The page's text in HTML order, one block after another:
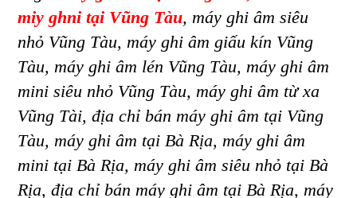
miy ghni tại Vũng Tàu, máy ghi âm siêu
nhỏ Vũng Tàu, máy ghi âm giấu kín Vũng
Tàu, máy ghi âm lén Vũng Tàu, máy ghi âm
mini siêu nhỏ Vũng Tàu, máy ghi âm từ xa
Vũng Tài, địa chỉ bán máy ghi âm tại Vũng
Tàu, máy ghi âm tại Bà Rịa, máy ghi âm
mini tại Bà Rịa, máy ghi âm siêu nhỏ tại Bà
Rịa, địa chỉ bán máy ghi âm tại Bà Rịa, máy